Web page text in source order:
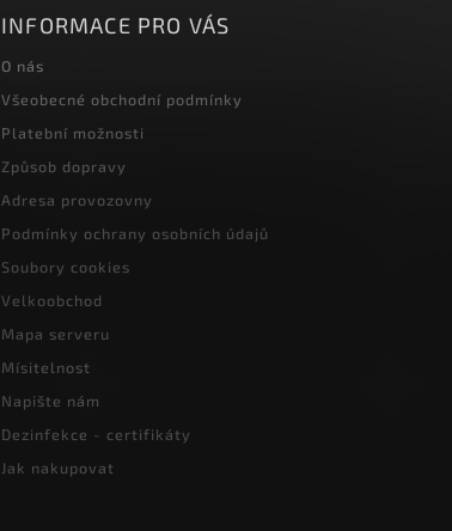
INFORMACE PRO VÁS
O nás
Všeobecné obchodní podmínky
Platební možnosti
Způsob dopravy
Adresa provozovny
Podmínky ochrany osobních údajů
Soubory cookies
Velkoobchod
Mapa serveru
Mísitelnost
Napište nám
Dezinfekce - certifikáty
Jak nakupovat